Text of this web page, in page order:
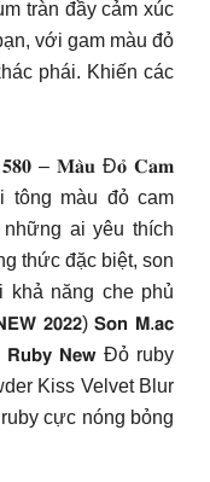
tràn đầy cảm xúc
với gam màu đỏ
phái. Khiến các
𝟓𝟖𝟎 – 𝐌𝐚̀𝐮 Đ𝐨̉ 𝐂𝐚𝐦
tông màu đỏ cam
ai yêu thích
thức đặc biệt, son
khả năng che phủ
𝟮𝟬𝟮𝟮) 𝗦𝗼𝗻 𝗠.𝗮𝗰
𝗥𝘂𝗯𝘆 𝗡𝗲𝘄 Đỏ ruby
Kiss Velvet Blur
cực nóng bỏng